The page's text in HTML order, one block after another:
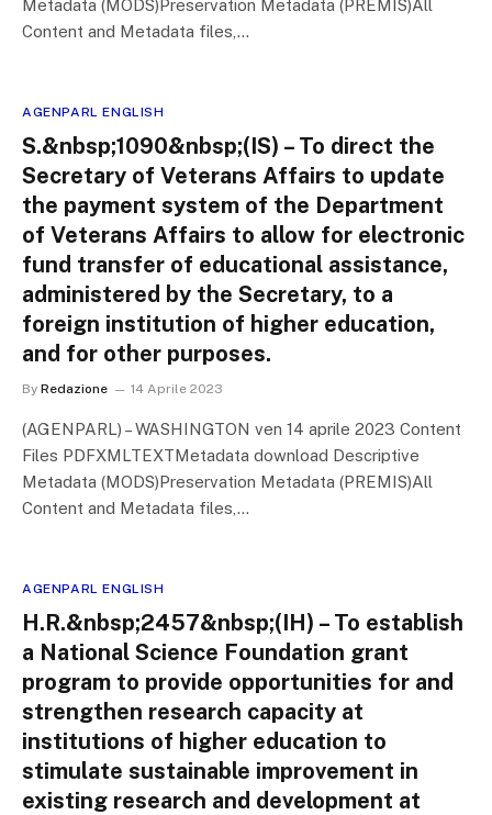
Metadata (MODS)Preservation Metadata (PREMIS)All
Content and Metadata files,…
AGENPARL ENGLISH
S.&nbsp;1090&nbsp;(IS) – To direct the
Secretary of Veterans Affairs to update
the payment system of the Department
of Veterans Affairs to allow for electronic
fund transfer of educational assistance,
administered by the Secretary, to a
foreign institution of higher education,
and for other purposes.
By Redazione 14 Aprile 2023
(AGENPARL) – WASHINGTON ven 14 aprile 2023 Content
Files PDFXMLTEXTMetadata download Descriptive
Metadata (MODS)Preservation Metadata (PREMIS)All
Content and Metadata files,…
AGENPARL ENGLISH
H.R.&nbsp;2457&nbsp;(IH) – To establish
a National Science Foundation grant
program to provide opportunities for and
strengthen research capacity at
institutions of higher education to
stimulate sustainable improvement in
existing research and development at